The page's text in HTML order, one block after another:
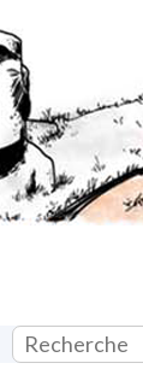
Rechercher